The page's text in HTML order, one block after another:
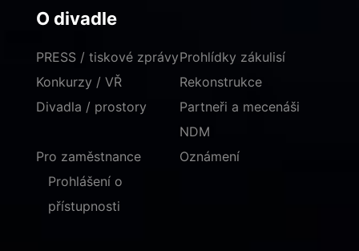
O divadle
PRESS / tiskové zprávy
Konkurzy / VŘ
Divadla / prostory
Prohlídky zákulisí
Rekonstrukce
Partneři a mecenáši
NDM
Pro zaměstnance
Oznámení
Prohlášení o
přístupnosti